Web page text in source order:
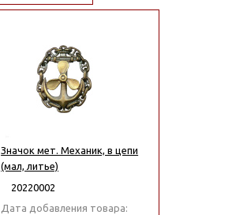
Значок мет. Механик, в цепи
(мал, литье)
20220002
Дата добавления товара: